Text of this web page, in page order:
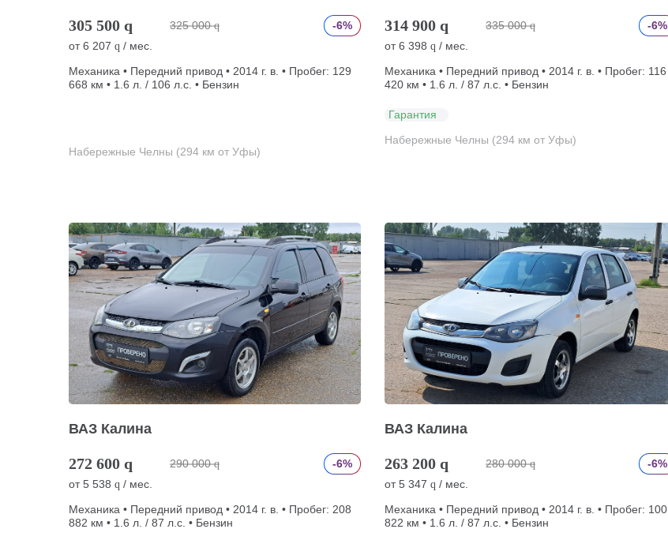
305 500 q 325 000 q
-6%
от6 207 q / мес.
Механика • Передний привод • 2014 г. в. • Пробег: 129
668 км • 1.6 л. / 106 л.с. • Бензин
Набережные Челны (294 км от Уфы)
314 900 q 335 000 q
-6%
от6 398 q / мес.
Механика • Передний привод • 2014 г. в. • Пробег: 116
420 км • 1.6 л. / 87 л.с. • Бензин
Гарантия
Набережные Челны (294 км от Уфы)
ВАЗ Калина
272 600 q 290 000 q
-6%
от5 538 q / мес.
Механика • Передний привод • 2014 г. в. • Пробег: 208
882 км • 1.6 л. / 87 л.с. • Бензин
ВАЗ Калина
263 200 q 280 000 q
-6%
от5 347 q / мес.
Механика • Передний привод • 2014 г. в. • Пробег: 100
822 км • 1.6 л. / 87 л.с. • Бензин